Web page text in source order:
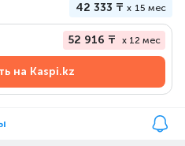
42 333 ₸ x 15 мес
52 916 ₸ x 12 мес
на Kaspi.kz